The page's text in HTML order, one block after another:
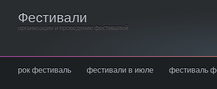
Фестивали
организация и проведение фестивалей
рок фестиваль фестивали в июле фестиваль